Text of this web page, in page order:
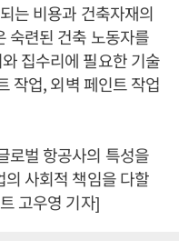
는 비용과 건축자재의
숙련된 건축 노동자를
집수리에 필요한 기술
작업, 외벽 페인트 작업
로벌 항공사의 특성을
사회적 책임을 다할
고우영 기자]